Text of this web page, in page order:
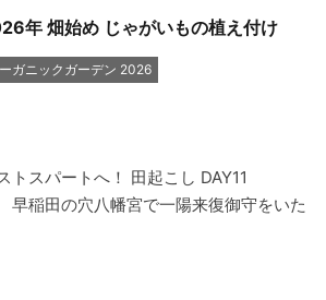
年 畑始め じゃがいもの植え付け
ガニックガーデン 2026
トスパートへ！ 田起こし DAY11
稲田の穴八幡宮で一陽来復御守をいた